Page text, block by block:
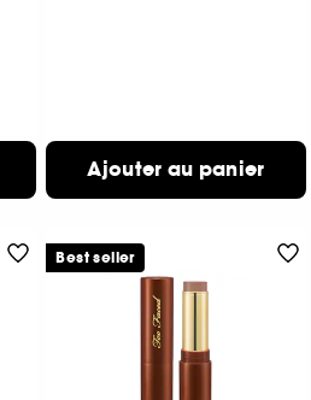
Ajouter au panier
Best seller